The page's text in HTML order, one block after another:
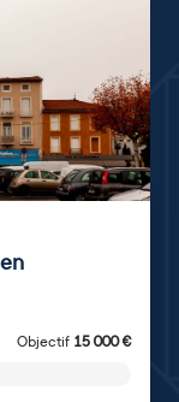
Objectif 15 000€